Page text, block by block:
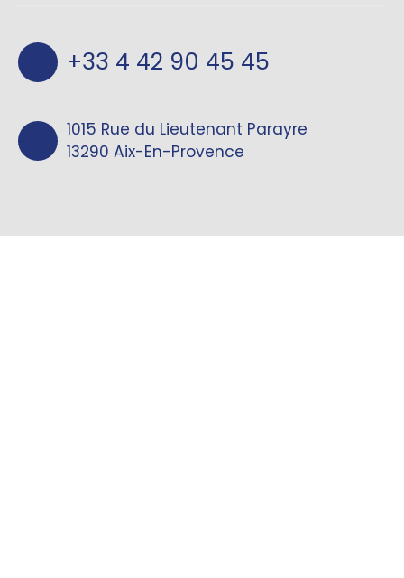
+33 4 42 90 45 45
1015 Rue du Lieutenant Parayre
13290 Aix-En-Provence